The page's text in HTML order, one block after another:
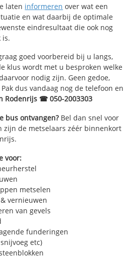
laten informeren over wat een
en wat daarbij de optimale
eindresultaat die ook nog
is.
goed voorbereid bij u langs,
klus wordt met u besproken welke
nodig zijn. Geen gedoe,
dus vandaag nog de telefoon en
Rodenrijs ☎ 050-2003303
bus ontvangen?Bel dan snel voor
zijn de metselaars zéér binnenkort
voor:
metselen
vernieuwen
van gevels
funderingen
etc)